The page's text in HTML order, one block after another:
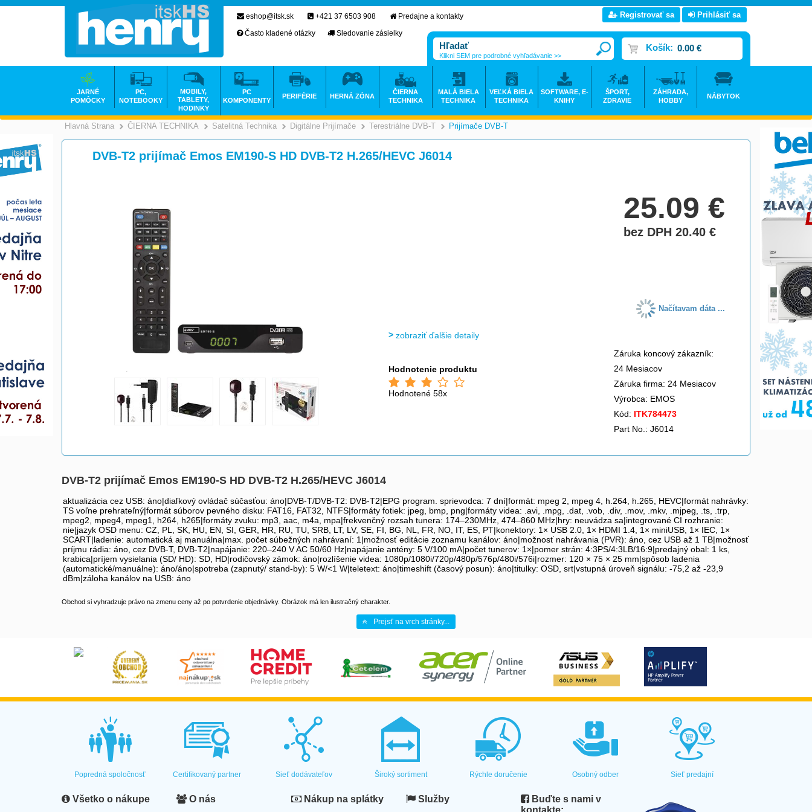
Hlavná Strana >
ČIERNA TECHNIKA >
Satelitná Technika >
Digitálne Prijímače >
Terestriálne DVB-T >Prijímače DVB-T
DVB-T2 prijímač Emos EM190-S HD DVB-T2 H.265/HEVC J6014
25.09€
bez DPH 20.40€
Načítavam dáta ...
zobraziť ďalšie detaily
Hodnotenie produktu
Hodnotené 58x
Záruka koncový zákazník:
24 Mesiacov
Záruka firma: 24 Mesiacov
Výrobca: EMOS
Kód: ITK784473
Part No.: J6014
DVB-T2 prijímač Emos EM190-S HD DVB-T2 H.265/HEVC J6014
aktualizácia cez USB: áno|diaľkový ovládač súčasťou: áno|DVB-T/DVB-T2: DVB-T2|EPG program. sprievodca: 7 dní|formát: mpeg 2, mpeg 4, h.264, h.265, HEVC|formát nahrávky:
TS voľne prehrateľný|formát súborov pevného disku: FAT16, FAT32, NTFS|formáty fotiek: jpeg, bmp, png|formáty videa: .avi, .mpg, .dat, .vob, .div, .mov, .mkv, .mjpeg, .ts, .trp,
mpeg2, mpeg4, mpeg1, h264, h265|formáty zvuku: mp3, aac, m4a, mpa|frekvenčný rozsah tunera: 174–230MHz, 474–860 MHz|hry: neuvádza sa|integrované CI rozhranie:
nie|jazyk OSD menu: CZ, PL, SK, HU, EN, SI, GER, HR, RU, TU, SRB, LT, LV, SE, FI, BG, NL, FR, NO, IT, ES, PT|konektory: 1× USB 2.0, 1× HDMI 1.4, 1× miniUSB, 1× IEC, 1×
SCART|ladenie: automatická aj manuálna|max. počet súbežných nahrávaní: 1|možnosť editácie zoznamu kanálov: áno|možnosť nahrávania (PVR): áno, cez USB až 1 TB|možnosť
príjmu rádia: áno, cez DVB-T, DVB-T2|napájanie: 220–240 V AC 50/60 Hz|napájanie antény: 5 V/100 mA|počet tunerov: 1×|pomer strán: 4:3PS/4:3LB/16:9|predajný obal: 1 ks,
krabica|príjem vysielania (SD/ HD): SD, HD|rodičovský zámok: áno|rozlíšenie videa: 1080p/1080i/720p/480p/576p/480i/576i|rozmer: 120 × 75 × 25 mm|spôsob ladenia
(automatické/manuálne): áno/áno|spotreba (zapnutý/ stand-by): 5 W/<1 W|teletext: áno|timeshift (časový posun): áno|titulky: OSD, srt|vstupná úroveň signálu: -75,2 až -23,9
dBm|záloha kanálov na USB: áno
Obchod si vyhradzuje právo na zmenu ceny až po potvrdenie objednávky. Obrázok má len ilustračný charakter.
Prejsť na vrch stránky...
eshop@itsk.sk +421 37 6503 908
Predajne a kontakty
Často kladené otázky
Sledovanie zásielky
Registrovať sa Prihlásiť sa
Košík: 0.00 €
Klikni SEM pre podrobné vyhľadávanie >>
JARNÉ
POMÔCKY
PC,
NOTEBOOKY
MOBILY,
TABLETY,
HODINKY
PC
KOMPONENTY
PERIFÉRIE HERNÁ ZÓNA
ČIERNA
TECHNIKA
MALÁ BIELA
TECHNIKA
VEĽKÁ BIELA
TECHNIKA
SOFTWARE, E-
KNIHY
ŠPORT,
ZDRAVIE
ZÁHRADA,
HOBBY
NÁBYTOK
Popredná spoločnosť Certifikovaný partner Sieť dodávateľov Široký sortiment Rýchle doručenie Osobný odber Sieť predajní
Všetko o nákupe O nás Nákup na splátky Služby
Buďte s nami v
kontakte: